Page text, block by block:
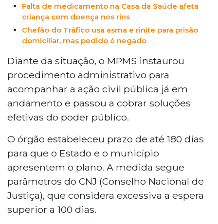
Falta de medicamento na Casa da Saúde afeta
criança com doença nos rins
Chefão do Tráfico usa asma e rinite para prisão
domiciliar, mas pedido é negado
Diante da situação, o MPMS instaurou
procedimento administrativo para
acompanhar a ação civil pública já em
andamento e passou a cobrar soluções
efetivas do poder público.
O órgão estabeleceu prazo de até 180 dias
para que o Estado e o município
apresentem o plano. A medida segue
parâmetros do CNJ (Conselho Nacional de
Justiça), que considera excessiva a espera
superior a 100 dias.